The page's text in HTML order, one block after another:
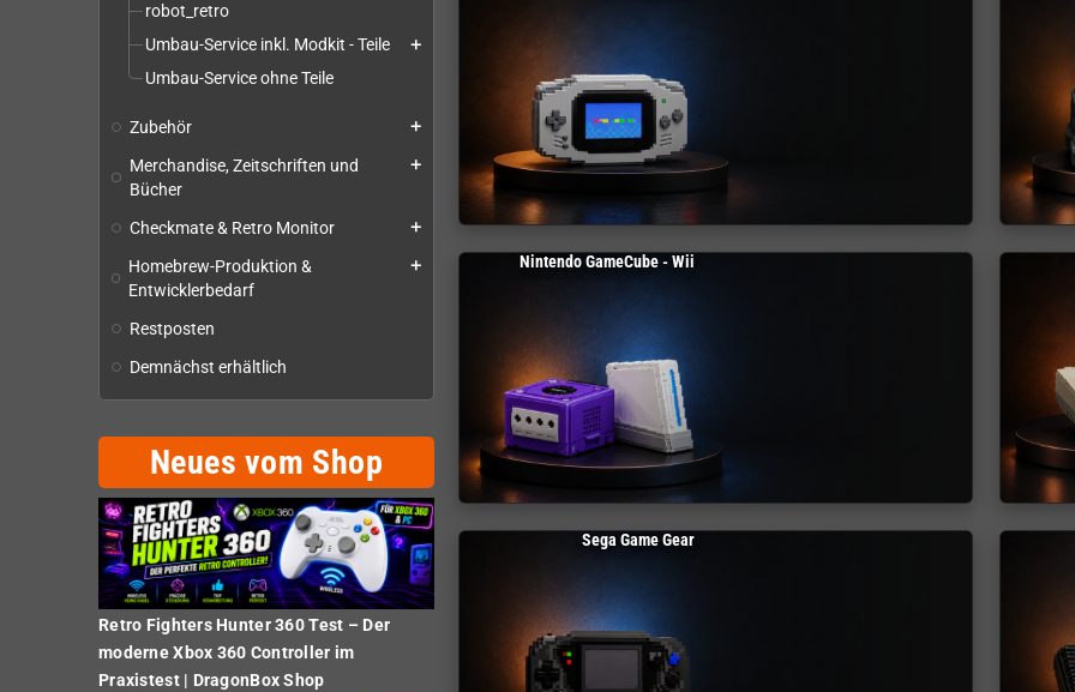
robot_retro
Umbau-Service inkl. Modkit - Teile
add
Umbau-Service ohne Teile
Zubehör add
Merchandise, Zeitschriften und
Bücher
add
Checkmate & Retro Monitor add
Homebrew-Produktion &
Entwicklerbedarf
add
Restposten
Demnächst erhältlich
Neues vom Shop
Retro Fighters Hunter 360 Test – Der
moderne Xbox 360 Controller im
Praxistest | DragonBox Shop
Nintendo GameCube - Wii
Sega Game Gear